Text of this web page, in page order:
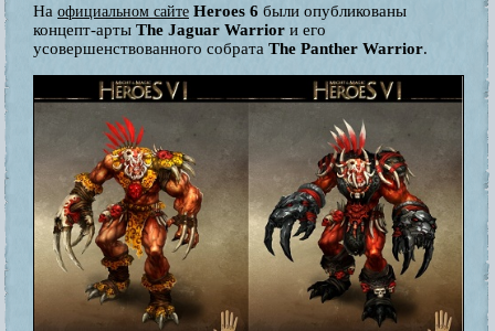
На официальном сайте Heroes 6 были опубликованы
концепт-арты The Jaguar Warrior и его
усовершенствованного собрата The Panther Warrior.